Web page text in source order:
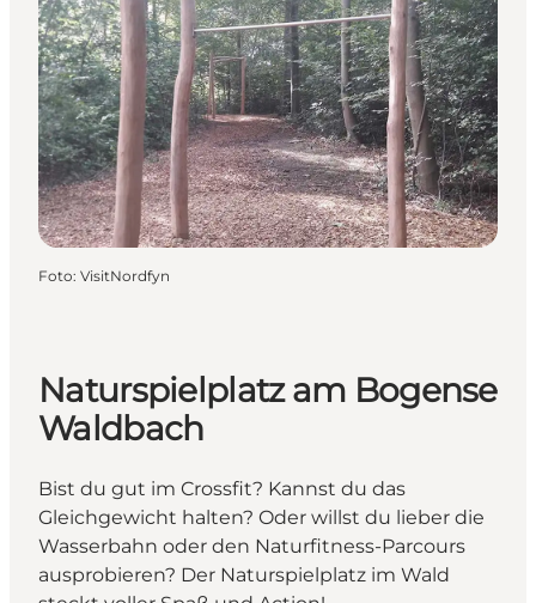
Foto: VisitNordfyn
Naturspielplatz am Bogense
Waldbach
Bist du gut im Crossfit? Kannst du das
Gleichgewicht halten? Oder willst du lieber die
Wasserbahn oder den Naturfitness-Parcours
ausprobieren? Der Naturspielplatz im Wald